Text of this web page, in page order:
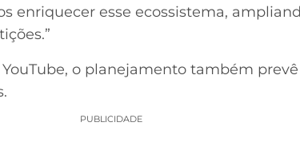
enriquecer esse ecossistema,
o planejamento também
PUBLICIDADE